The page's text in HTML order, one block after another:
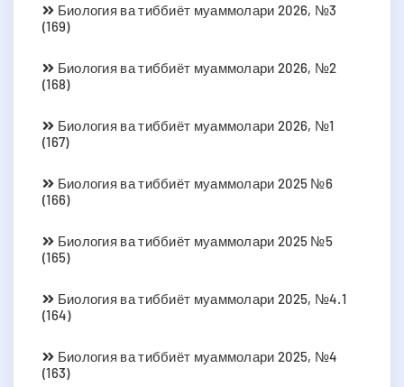
Биология ва тиббиёт муаммолари 2026, №3
(169)
Биология ва тиббиёт муаммолари 2026, №2
(168)
Биология ва тиббиёт муаммолари 2026, №1
(167)
Биология ва тиббиёт муаммолари 2025 №6
(166)
Биология ва тиббиёт муаммолари 2025 №5
(165)
Биология ва тиббиёт муаммолари 2025, №4.1
(164)
Биология ва тиббиёт муаммолари 2025, №4
(163)